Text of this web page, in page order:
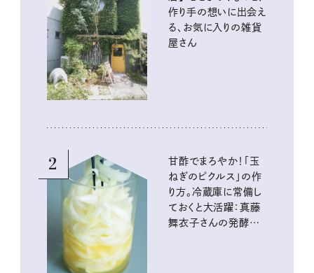
作り手の想いに出会え
る、お気に入りの雑貨
屋さん
2
甘酢でまろやか！「玉
ねぎのピクルス」の作
り方。冷蔵庫に常備し
ておくと大活躍：真藤
舞衣子さんの発酵と